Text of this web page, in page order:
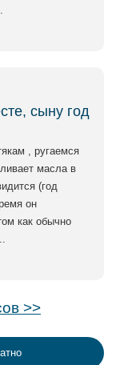
сыну год
, ругаемся
масла в
(год
он
как обычно
>>